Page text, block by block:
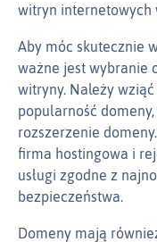
witryn internetowych
Aby móc skutecznie
ważne jest wybranie
witryny. Należy
popularność
rozszerzenie
firma hostingowa i
usługi zgodne z
bezpieczeństwa.
Domeny mają